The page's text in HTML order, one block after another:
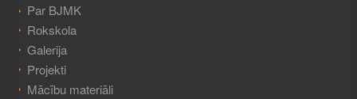
Par BJMK
Rokskola
Galerija
Projekti
Mācību materiāli